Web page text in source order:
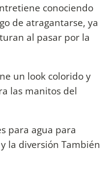
conociendo
de atragantarse, ya
al pasar por la
un look colorido y
las manitos del
para agua para
la diversión También